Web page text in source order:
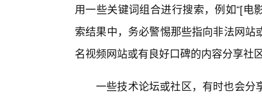
用一些关键词组合进行搜索，例如“[电
索结果中，务必警惕那些指向非法网
名视频网站或有良好口碑的内容分享社
一些技术论坛或社区，有时也会分